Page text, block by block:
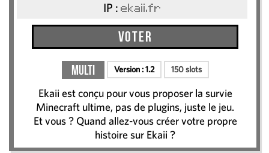
IP : ekaii.fr
Voter
Multi Version :1.2 150 slots
Ekaii est conçu pour vous proposer la survie
Minecraft ultime, pas de plugins, juste le jeu.
Et vous ? Quand allez-vous créer votre propre
histoire sur Ekaii ?